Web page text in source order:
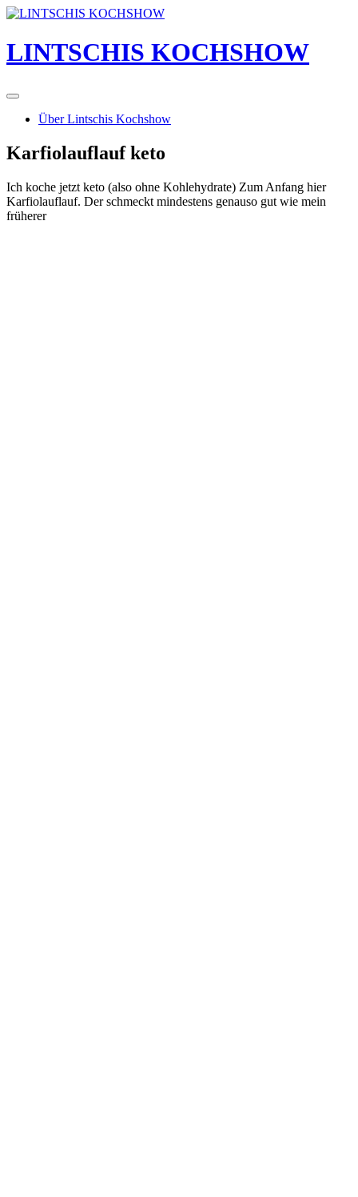
Skip
content
LINTSCHIS KOCHSHOW
Über Lintschis Kochshow
Karfiolauflauf keto
Ich koche jetzt keto (also ohne Kohlehydrate) Zum Anfang hier
Karfiolauflauf. Der schmeckt mindestens genauso gut wie mein
früherer